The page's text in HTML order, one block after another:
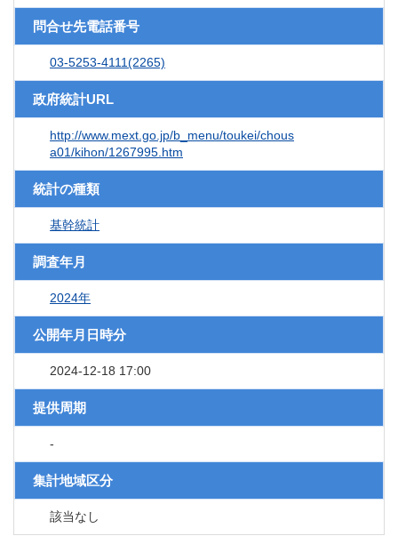
問合せ先電話番号
03-5253-4111(2265)
政府統計URL
http://www.mext.go.jp/b_menu/toukei/chous
a01/kihon/1267995.htm
統計の種類
基幹統計
調査年月
2024年
公開年月日時分
2024-12-18 17:00
提供周期
-
集計地域区分
該当なし